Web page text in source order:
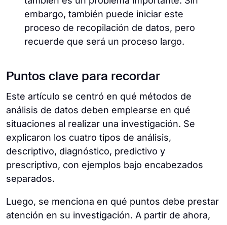
embargo, también puede iniciar este
proceso de recopilación de datos, pero
recuerde que será un proceso largo.
Puntos clave para recordar
Este artículo se centró en qué métodos de
análisis de datos deben emplearse en qué
situaciones al realizar una investigación. Se
explicaron los cuatro tipos de análisis,
descriptivo, diagnóstico, predictivo y
prescriptivo, con ejemplos bajo encabezados
separados.
Luego, se menciona en qué puntos debe prestar
atención en su investigación. A partir de ahora,